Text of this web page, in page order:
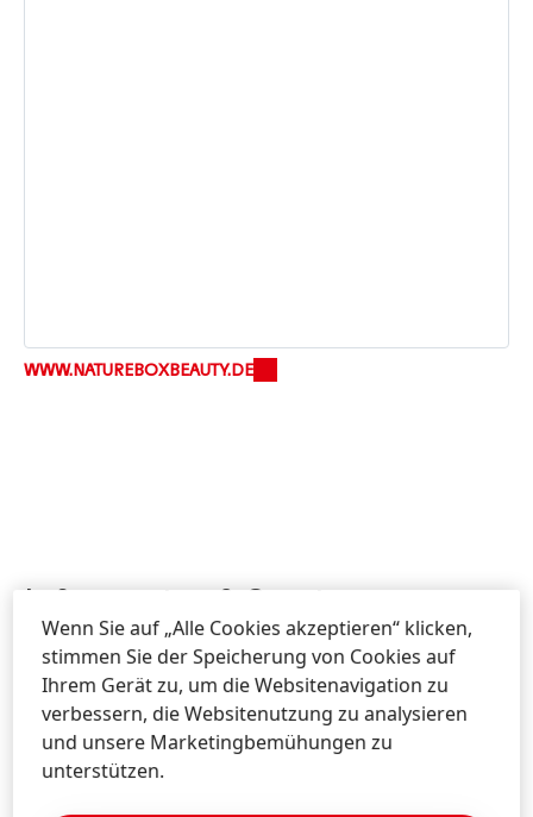
WWW.NATUREBOXBEAUTY.DE
Kontaktieren Sie uns!
Schreiben Sie uns durch unsere Website.
Wenn Sie auf „Alle Cookies akzeptieren“ klicken,
stimmen Sie der Speicherung von Cookies auf
Ihrem Gerät zu, um die Websitenavigation zu
verbessern, die Websitenutzung zu analysieren
und unsere Marketingbemühungen zu
unterstützen.